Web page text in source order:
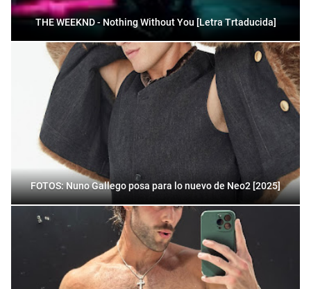
THE WEEKND - Nothing Without You [Letra Trtaducida]
FOTOS: Nuno Gallego posa para lo nuevo de Neo2 [2025]